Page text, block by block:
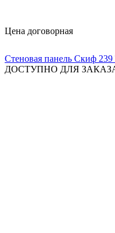
Цена договорная
Стеновая панель Скиф
ДОСТУПНО ДЛЯ